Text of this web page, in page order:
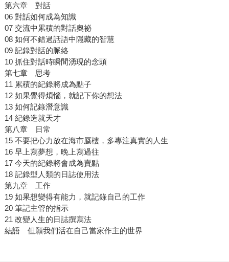
第六章 對話
06 對話如何成為知識
07 交流中累積的對話奧祕
08 如何不錯過話語中隱藏的智慧
09 記錄對話的脈絡
10 抓住對話時瞬間湧現的念頭
第七章 思考
11 累積的紀錄將成為點子
12 如果覺得煩惱，就記下你的想法
13 如何記錄潛意識
14 紀錄造就天才
第八章 日常
15 不要把心力放在海市蜃樓，多專注真實的人生
16 早上寫夢想，晚上寫過往
17 今天的紀錄將會成為賣點
18 記錄型人類的日誌使用法
第九章 工作
19 如果想變得有能力，就記錄自己的工作
20 筆記主管的指示
21 改變人生的日誌撰寫法
結語 但願我們活在自己當家作主的世界